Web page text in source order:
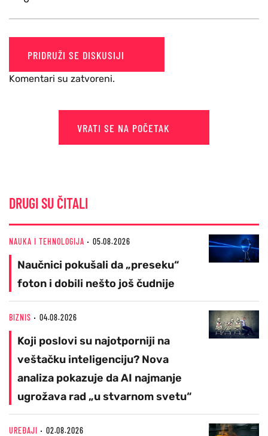
PRIDRUŽI SE DISKUSIJI
Komentari su zatvoreni.
VRATI SE NA POČETAK
DRUGI SU ČITALI
NAUKA I TEHNOLOGIJA 05.08.2026
Naučnici pokušali da „preseku“
foton i dobili nešto još čudnije
BIZNIS 04.08.2026
Koji poslovi su najotporniji na
veštačku inteligenciju? Nova
analiza pokazuje da AI najmanje
ugrožava rad „u stvarnom svetu“
UREĐAJI 02.08.2026